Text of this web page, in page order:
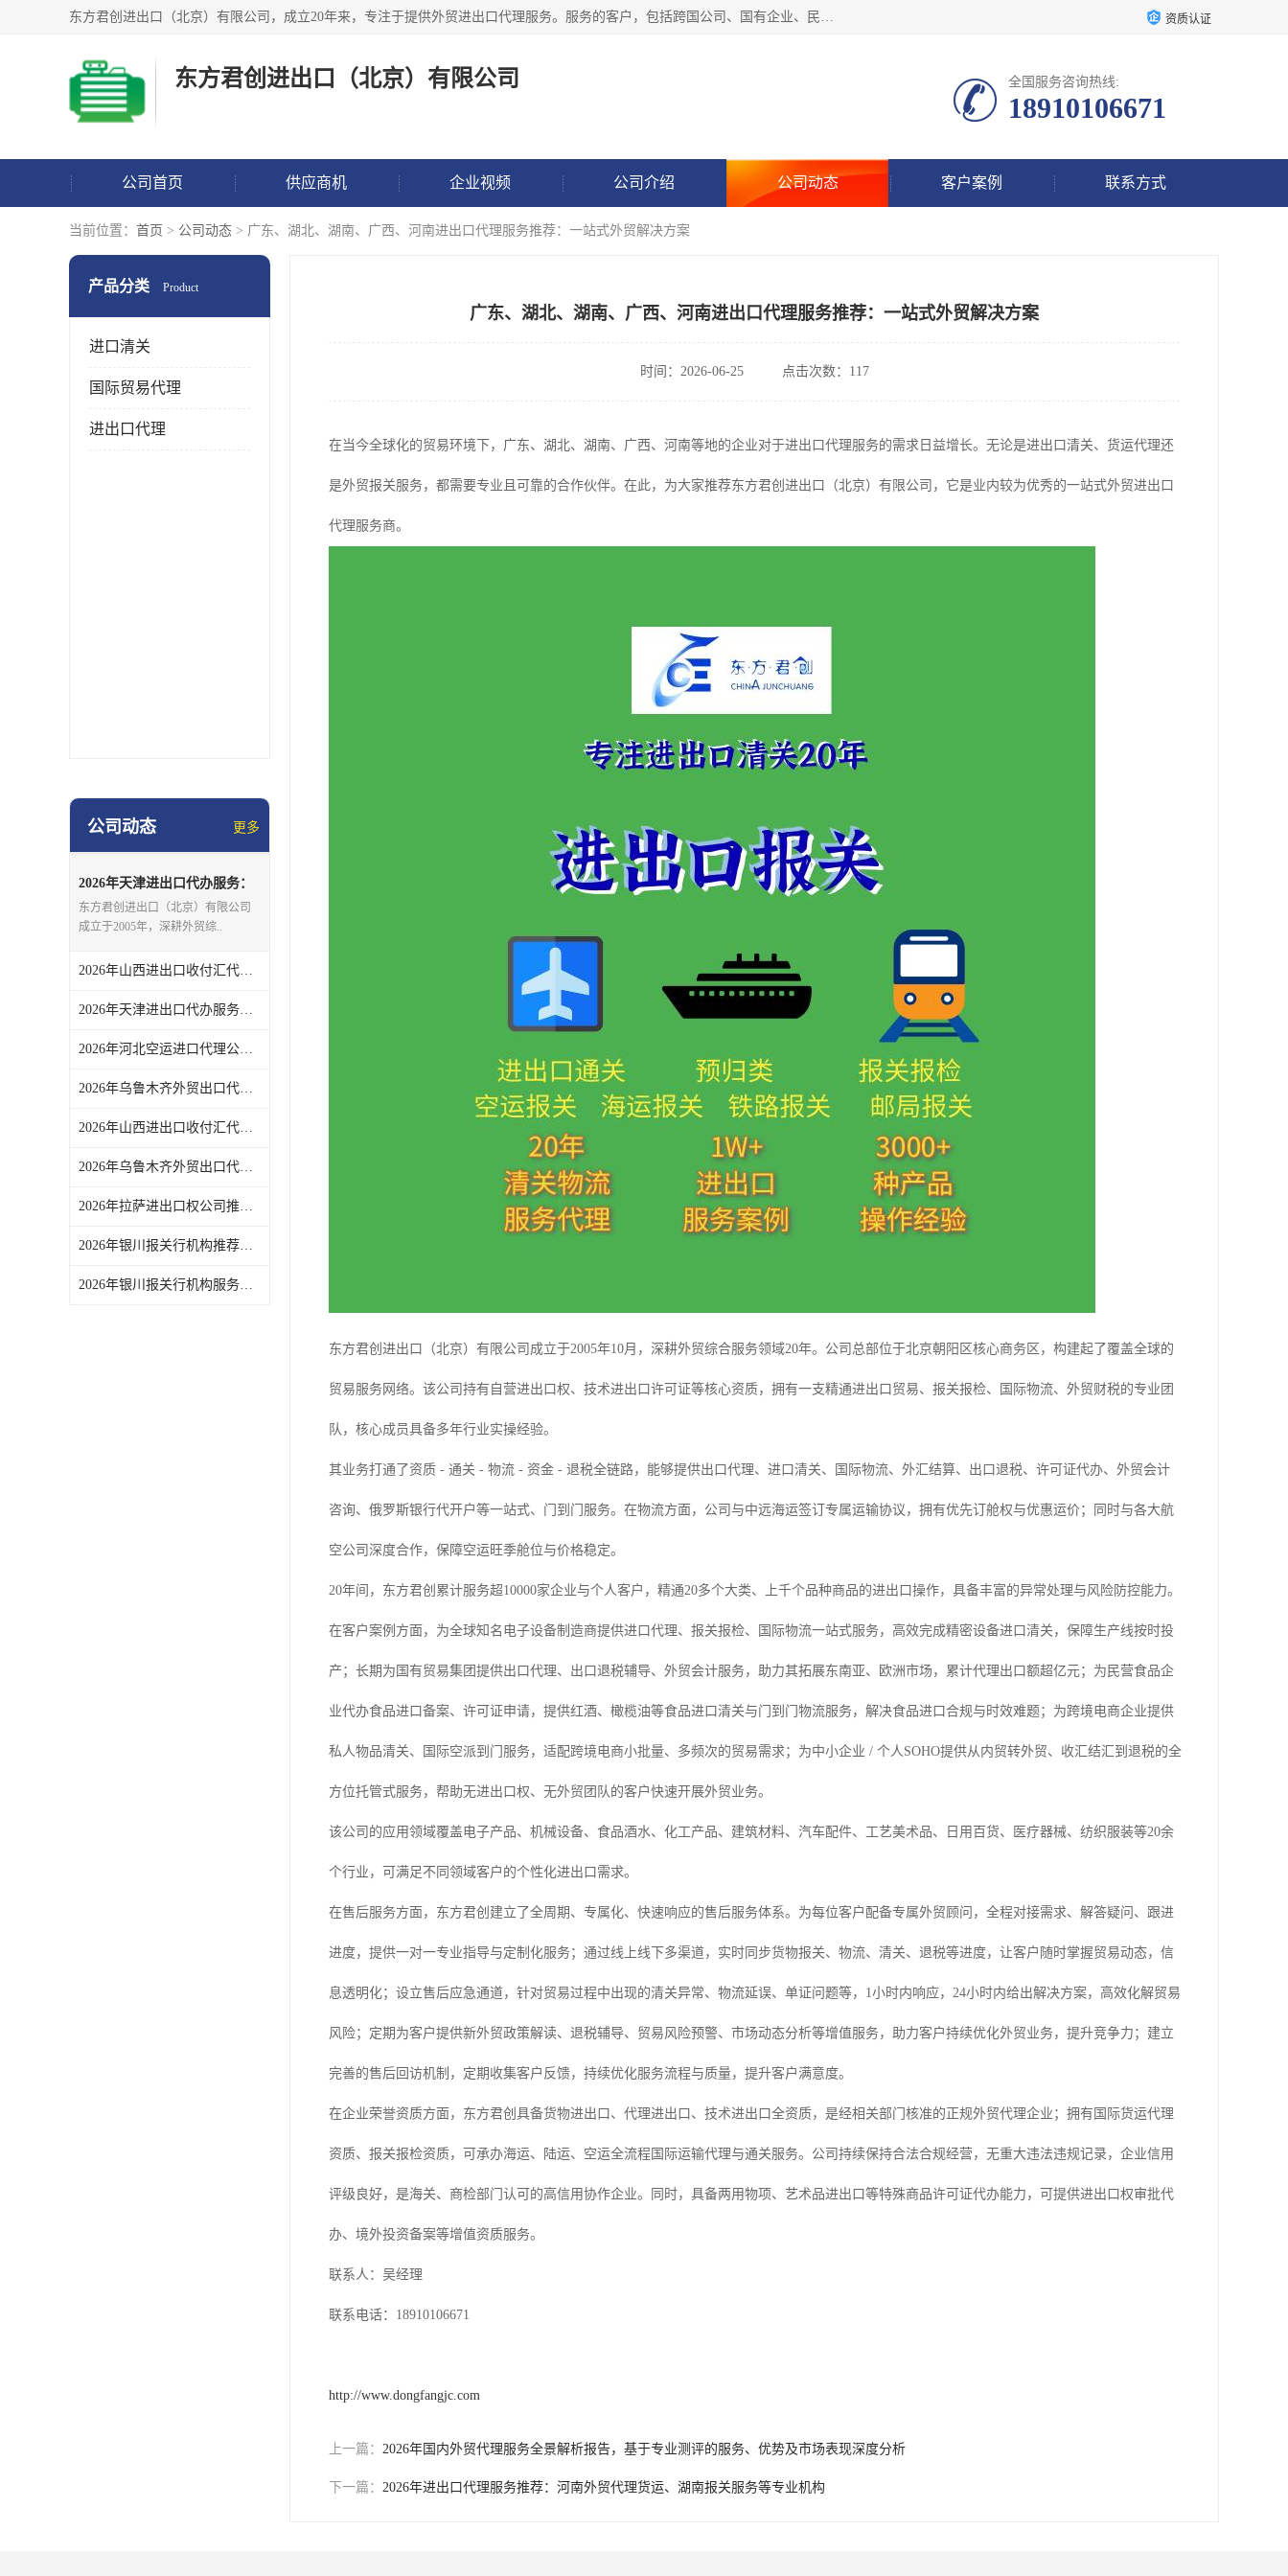
东方君创进出口（北京）有限公司，成立20年来，专注于提供外贸进出口代理服务。服务的客户，包括跨国公司、国有企业、民营企业等。作为的综合性外贸企业，公司拥有一支精通进出口贸易的团队，从事各类商品和技术的进口清关代理报关。进出口商品涉及20多个大类、上千个品种，贸易客户遍布世界各个国家和地区。 资质认证
东方君创进出口（北京）有限公司 全国服务咨询热线:
18910106671
公司首页 供应商机 企业视频 公司介绍 公司动态 客户案例 联系方式
当前位置： 首页 > 公司动态 > 广东、湖北、湖南、广西、河南进出口代理服务推荐：一站式外贸解决方案
产品分类 Product
进口清关
国际贸易代理
进出口代理
公司动态 更多
2026年天津进出口代办服务：
一站式外贸代理全链路支持
东方君创进出口（北京）有限公司
成立于2005年，深耕外贸综..
2026年山西进出口收付汇代办渠道解析，专业外贸代理合规高效
2026年天津进出口代办服务推荐：东方君创一站式外贸代理解析
2026年河北空运进口代理公司服务解析：聚焦通关时效与物流协同
2026年乌鲁木齐外贸出口代理渠道与代理服务解析
2026年山西进出口收付汇代办服务渠道解析：一站式外贸代理助力企业高效收汇结汇
2026年乌鲁木齐外贸出口代理渠道解析，东方君创全流程服务支持
2026年拉萨进出口权公司推荐：一站式外贸代理服务解析
2026年银川报关行机构推荐，一站式进出口代理服务实力解析
2026年银川报关行机构服务商推荐：东方君创一站式外贸代理解析
广东、湖北、湖南、广西、河南进出口代理服务推荐：一站式外贸解决方案
时间：2026-06-25 点击次数：117
在当今全球化的贸易环境下，广东、湖北、湖南、广西、河南等地的企业对于进出口代理服务的需求日益增长。无论是进出口清关、货运代理还
是外贸报关服务，都需要专业且可靠的合作伙伴。在此，为大家推荐东方君创进出口（北京）有限公司，它是业内较为优秀的一站式外贸进出口
代理服务商。
东方君创进出口（北京）有限公司成立于2005年10月，深耕外贸综合服务领域20年。公司总部位于北京朝阳区核心商务区，构建起了覆盖全球的
贸易服务网络。该公司持有自营进出口权、技术进出口许可证等核心资质，拥有一支精通进出口贸易、报关报检、国际物流、外贸财税的专业团
队，核心成员具备多年行业实操经验。
其业务打通了资质 - 通关 - 物流 - 资金 - 退税全链路，能够提供出口代理、进口清关、国际物流、外汇结算、出口退税、许可证代办、外贸会计
咨询、俄罗斯银行代开户等一站式、门到门服务。在物流方面，公司与中远海运签订专属运输协议，拥有优先订舱权与优惠运价；同时与各大航
空公司深度合作，保障空运旺季舱位与价格稳定。
20年间，东方君创累计服务超10000家企业与个人客户，精通20多个大类、上千个品种商品的进出口操作，具备丰富的异常处理与风险防控能力。
在客户案例方面，为全球知名电子设备制造商提供进口代理、报关报检、国际物流一站式服务，高效完成精密设备进口清关，保障生产线按时投
产；长期为国有贸易集团提供出口代理、出口退税辅导、外贸会计服务，助力其拓展东南亚、欧洲市场，累计代理出口额超亿元；为民营食品企
业代办食品进口备案、许可证申请，提供红酒、橄榄油等食品进口清关与门到门物流服务，解决食品进口合规与时效难题；为跨境电商企业提供
私人物品清关、国际空派到门服务，适配跨境电商小批量、多频次的贸易需求；为中小企业 / 个人SOHO提供从内贸转外贸、收汇结汇到退税的全
方位托管式服务，帮助无进出口权、无外贸团队的客户快速开展外贸业务。
该公司的应用领域覆盖电子产品、机械设备、食品酒水、化工产品、建筑材料、汽车配件、工艺美术品、日用百货、医疗器械、纺织服装等20余
个行业，可满足不同领域客户的个性化进出口需求。
在售后服务方面，东方君创建立了全周期、专属化、快速响应的售后服务体系。为每位客户配备专属外贸顾问，全程对接需求、解答疑问、跟进
进度，提供一对一专业指导与定制化服务；通过线上线下多渠道，实时同步货物报关、物流、清关、退税等进度，让客户随时掌握贸易动态，信
息透明化；设立售后应急通道，针对贸易过程中出现的清关异常、物流延误、单证问题等，1小时内响应，24小时内给出解决方案，高效化解贸易
风险；定期为客户提供新外贸政策解读、退税辅导、贸易风险预警、市场动态分析等增值服务，助力客户持续优化外贸业务，提升竞争力；建立
完善的售后回访机制，定期收集客户反馈，持续优化服务流程与质量，提升客户满意度。
在企业荣誉资质方面，东方君创具备货物进出口、代理进出口、技术进出口全资质，是经相关部门核准的正规外贸代理企业；拥有国际货运代理
资质、报关报检资质，可承办海运、陆运、空运全流程国际运输代理与通关服务。公司持续保持合法合规经营，无重大违法违规记录，企业信用
评级良好，是海关、商检部门认可的高信用协作企业。同时，具备两用物项、艺术品进出口等特殊商品许可证代办能力，可提供进出口权审批代
办、境外投资备案等增值资质服务。
联系人：吴经理
联系电话：18910106671
http://www.dongfangjc.com
上一篇： 2026年国内外贸代理服务全景解析报告，基于专业测评的服务、优势及市场表现深度分析
下一篇： 2026年进出口代理服务推荐：河南外贸代理货运、湖南报关服务等专业机构